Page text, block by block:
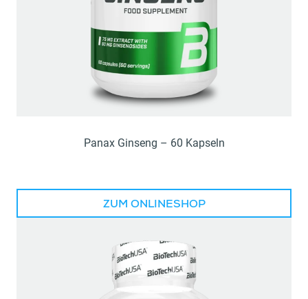
Panax Ginseng – 60 Kapseln
ZUM ONLINESHOP